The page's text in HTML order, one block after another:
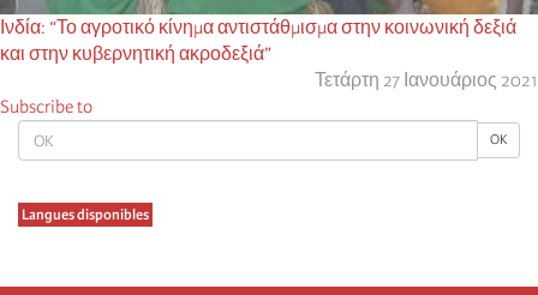
OK OK
Langues disponibles
Ινδία: “Το αγροτικό κίνημα αντιστάθμισμα στην κοινωνική δεξιά
και στην κυβερνητική ακροδεξιά”
Τετάρτη 27 Ιανουάριος 2021
Subscribe to